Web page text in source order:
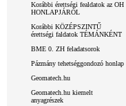
Korábbi érettségi fealdatok az OH
HONLAPJÁRÓL
Korábbi KÖZÉPSZINTŰ
érettségi faldatok TÉMÁNKÉNT
BME 0. ZH feladatsorok
Pázmány tehetséggondozó honlap
Geomatech.hu
Geomatech.hu kiemelt
anyagrészek